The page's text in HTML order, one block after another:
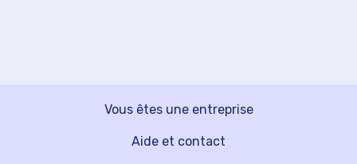
Vous êtes une entreprise
Aide et contact